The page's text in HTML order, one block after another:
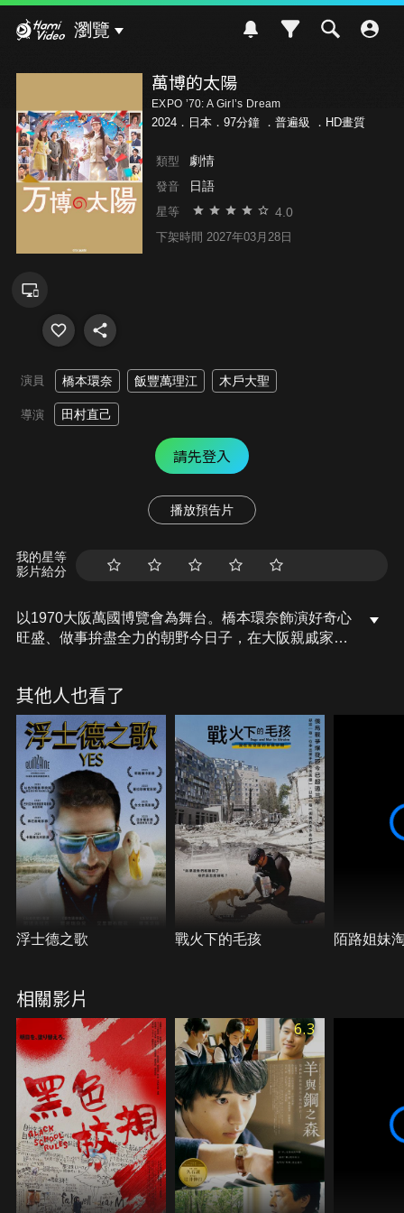
瀏覽
萬博的太陽
EXPO ’70: A Girl’s Dream
2024．日本．97分鐘 ． 普遍級 ．HD畫質
類型 劇情
發音 日語
星等 4.0
下架時間 2027年03月28日
演員 橋本環奈 飯豐萬理江 木戶大聖
導演 田村直己
請先登入
播放預告片
我的星等
影片給分
以1970大阪萬國博覽會為舞台。橋本環奈飾演好奇心
旺盛、做事拚盡全力的朝野今日子，在大阪親戚家寄
其他人也看了
浮士德之歌 戰火下的毛孩 陌路姐妹
相關影片
6.3